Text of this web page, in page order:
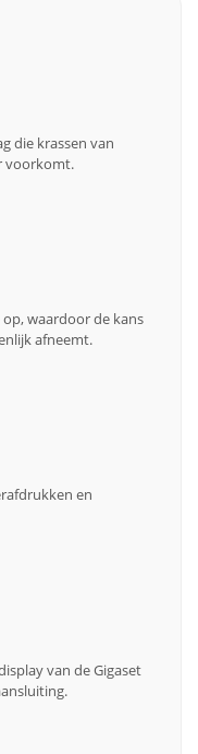
die krassen van
voorkomt.
waardoor de kans
afneemt.
en
van de Gigaset